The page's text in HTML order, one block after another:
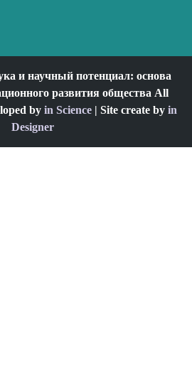
и научный потенциал: основа
развития общества All
by in Science | Site create by in
Designer